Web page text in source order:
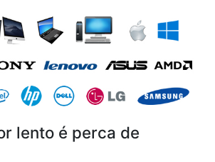
lento é perca de